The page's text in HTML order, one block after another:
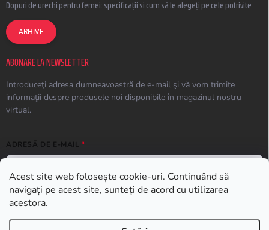
Acest site web folosește cookie-uri. Continuând să
navigați pe acest site, sunteți de acord cu utilizarea
acestora.
Dopuri de urechi pentru femei: specificații și cum să le alegeți pe cele potrivite
ARHIVE
ABONARE LA NEWSLETTER
Introduceţi adresa dumneavoastră de e-mail şi vă vom trimite
informaţii despre produsele noi disponibile în magazinul nostru
virtual.
ADRESĂ DE E-MAIL
ABONARE